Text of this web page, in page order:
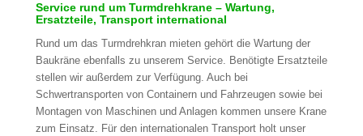
Service rund um Turmdrehkrane – Wartung,
Ersatzteile, Transport international
Rund um das Turmdrehkran mieten gehört die Wartung der
Baukräne ebenfalls zu unserem Service. Benötigte Ersatzteile
stellen wir außerdem zur Verfügung. Auch bei
Schwertransporten von Containern und Fahrzeugen sowie bei
Montagen von Maschinen und Anlagen kommen unsere Krane
zum Einsatz. Für den internationalen Transport holt unser